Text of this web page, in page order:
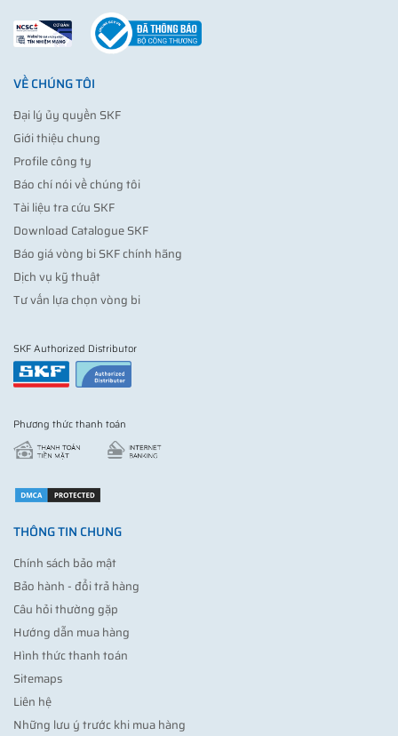
VỀ CHÚNG TÔI
Đại lý ủy quyền SKF
Giới thiệu chung
Profile công ty
Báo chí nói về chúng tôi
Tài liệu tra cứu SKF
Download Catalogue SKF
Báo giá vòng bi SKF chính hãng
Dịch vụ kỹ thuật
Tư vấn lựa chọn vòng bi
SKF Authorized Distributor
Phương thức thanh toán
THÔNG TIN CHUNG
Chính sách bảo mật
Bảo hành - đổi trả hàng
Câu hỏi thường gặp
Hướng dẫn mua hàng
Hình thức thanh toán
Sitemaps
Liên hệ
Những lưu ý trước khi mua hàng